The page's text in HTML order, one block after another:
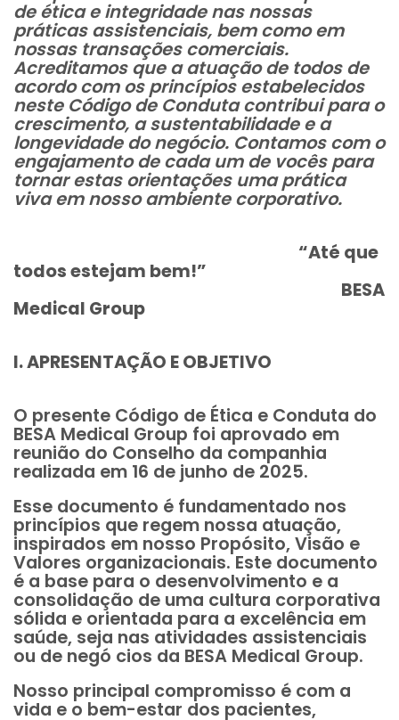
de ética e integridade nas nossas
práticas assistenciais, bem como em
nossas transações comerciais.
Acreditamos que a atuação de todos de
acordo com os princípios estabelecidos
neste Código de Conduta contribui para o
crescimento, a sustentabilidade e a
longevidade do negócio. Contamos com o
engajamento de cada um de vocês para
tornar estas orientações uma prática
viva em nosso ambiente corporativo.
“Até que
todos estejam bem!”
BESA
Medical Group
I. APRESENTAÇÃO E OBJETIVO
O presente Código de Ética e Conduta do
BESA Medical Group foi aprovado em
reunião do Conselho da companhia
realizada em 16 de junho de 2025.
Esse documento é fundamentado nos
princípios que regem nossa atuação,
inspirados em nosso Propósito, Visão e
Valores organizacionais. Este documento
é a base para o desenvolvimento e a
consolidação de uma cultura corporativa
sólida e orientada para a excelência em
saúde, seja nas atividades assistenciais
ou de negó cios da BESA Medical Group.
Nosso principal compromisso é com a
vida e o bem-estar dos pacientes,